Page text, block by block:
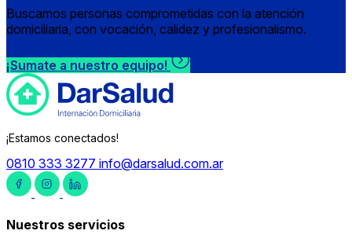
Buscamos personas comprometidas con la atención
domiciliaria, con vocación, calidez y profesionalismo.
¡Sumate a nuestro equipo!
¡Estamos conectados!
0810 333 3277 info@darsalud.com.ar
Nuestros servicios